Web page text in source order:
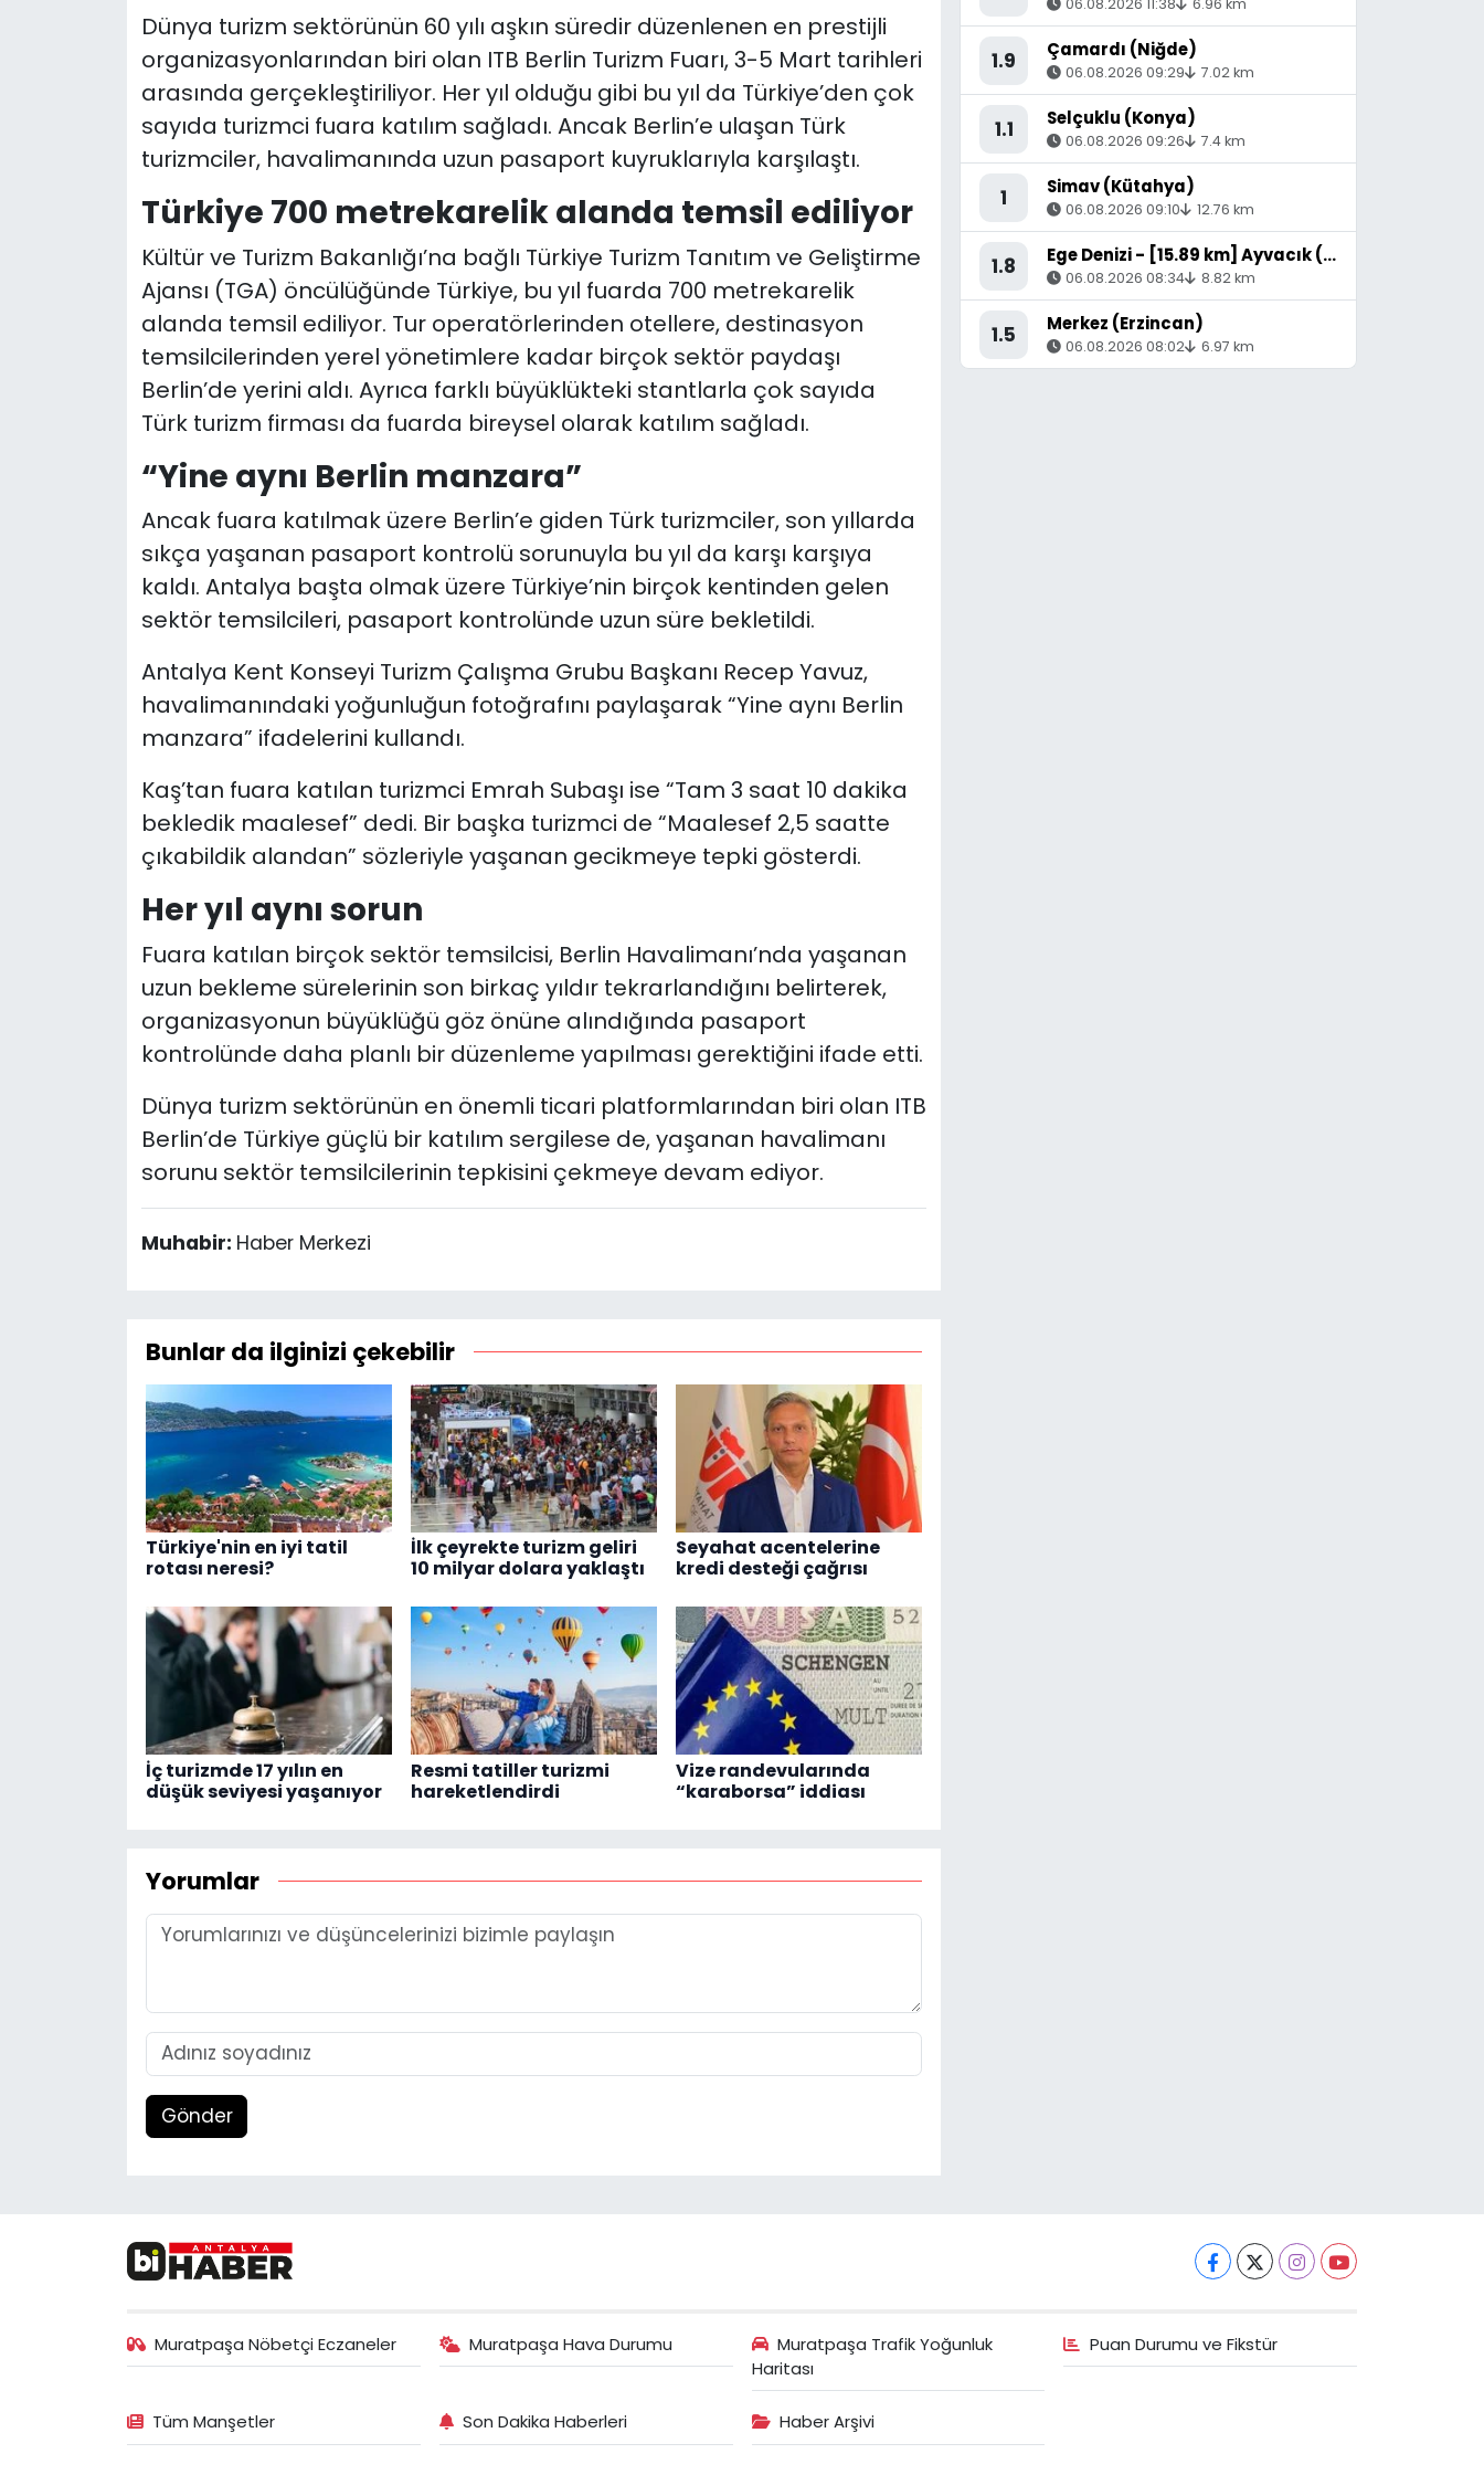
Dünya turizm sektörünün 60 yılı aşkın süredir düzenlenen en prestijli
organizasyonlarından biri olan ITB Berlin Turizm Fuarı, 3-5 Mart tarihleri
arasında gerçekleştiriliyor. Her yıl olduğu gibi bu yıl da Türkiye’den çok
sayıda turizmci fuara katılım sağladı. Ancak Berlin’e ulaşan Türk
turizmciler, havalimanında uzun pasaport kuyruklarıyla karşılaştı.
Türkiye 700 metrekarelik alanda temsil ediliyor
Kültür ve Turizm Bakanlığı’na bağlı Türkiye Turizm Tanıtım ve Geliştirme
Ajansı (TGA) öncülüğünde Türkiye, bu yıl fuarda 700 metrekarelik
alanda temsil ediliyor. Tur operatörlerinden otellere, destinasyon
temsilcilerinden yerel yönetimlere kadar birçok sektör paydaşı
Berlin’de yerini aldı. Ayrıca farklı büyüklükteki stantlarla çok sayıda
Türk turizm firması da fuarda bireysel olarak katılım sağladı.
“Yine aynı Berlin manzara”
Ancak fuara katılmak üzere Berlin’e giden Türk turizmciler, son yıllarda
sıkça yaşanan pasaport kontrolü sorunuyla bu yıl da karşı karşıya
kaldı. Antalya başta olmak üzere Türkiye’nin birçok kentinden gelen
sektör temsilcileri, pasaport kontrolünde uzun süre bekletildi.
Antalya Kent Konseyi Turizm Çalışma Grubu Başkanı Recep Yavuz,
havalimanındaki yoğunluğun fotoğrafını paylaşarak “Yine aynı Berlin
manzara” ifadelerini kullandı.
Kaş’tan fuara katılan turizmci Emrah Subaşı ise “Tam 3 saat 10 dakika
bekledik maalesef” dedi. Bir başka turizmci de “Maalesef 2,5 saatte
çıkabildik alandan” sözleriyle yaşanan gecikmeye tepki gösterdi.
Her yıl aynı sorun
Fuara katılan birçok sektör temsilcisi, Berlin Havalimanı’nda yaşanan
uzun bekleme sürelerinin son birkaç yıldır tekrarlandığını belirterek,
organizasyonun büyüklüğü göz önüne alındığında pasaport
kontrolünde daha planlı bir düzenleme yapılması gerektiğini ifade etti.
Dünya turizm sektörünün en önemli ticari platformlarından biri olan ITB
Berlin’de Türkiye güçlü bir katılım sergilese de, yaşanan havalimanı
sorunu sektör temsilcilerinin tepkisini çekmeye devam ediyor.
Muhabir: Haber Merkezi
Bunlar da ilginizi çekebilir
Türkiye'nin en iyi tatil
rotası neresi?
İlk çeyrekte turizm geliri
10 milyar dolara yaklaştı
Seyahat acentelerine
kredi desteği çağrısı
İç turizmde 17 yılın en
düşük seviyesi yaşanıyor
Resmi tatiller turizmi
hareketlendirdi
Vize randevularında
“karaborsa” iddiası
Yorumlar
Gönder
06.08.2026 11:38 6.96 km
1.9 Çamardı (Niğde)
06.08.2026 09:29 7.02 km
1.1 Selçuklu (Konya)
06.08.2026 09:26 7.4 km
1 Simav (Kütahya)
06.08.2026 09:10 12.76 km
1.8 Ege Denizi - [15.89 km] Ayvacık (Çanakkale)
06.08.2026 08:34 8.82 km
1.5 Merkez (Erzincan)
06.08.2026 08:02 6.97 km
Muratpaşa Nöbetçi Eczaneler Muratpaşa Hava Durumu
Muratpaşa Trafik Yoğunluk
Haritası
Puan Durumu ve Fikstür
Tüm Manşetler Son Dakika Haberleri Haber Arşivi